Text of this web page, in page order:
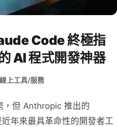
Code 終極指
AI 程式開發神器
線上工具/服務
，但 Anthropic 推出的
年來最具革命性的開發者工